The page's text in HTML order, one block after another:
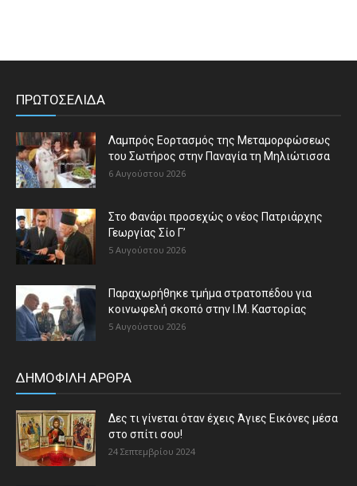
ΠΡΩΤΟΣΕΛΙΔΑ
Λαμπρός Εορτασμός της Μεταμορφώσεως
του Σωτήρος στην Παναγία τη Μηλιώτισσα
6 Αυγούστου 2026
Στο Φανάρι προσεχώς ο νέος Πατριάρχης
Γεωργίας Σίο Γ’
5 Αυγούστου 2026
Παραχωρήθηκε τμήμα στρατοπέδου για
κοινωφελή σκοπό στην Ι.Μ. Καστορίας
5 Αυγούστου 2026
ΔΗΜΟΦΙΛΗ ΑΡΘΡΑ
Δες τι γίνεται όταν έχεις Άγιες Εικόνες μέσα
στο σπίτι σου!
24 Σεπτεμβρίου 2024